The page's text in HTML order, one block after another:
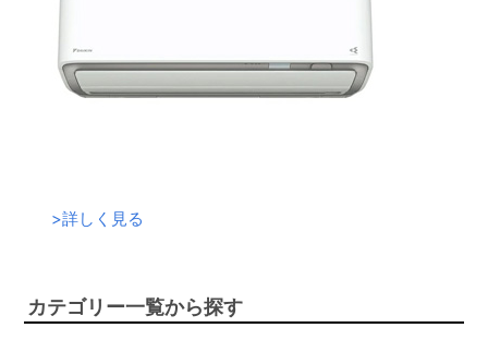
>詳しく見る
カテゴリー一覧から探す